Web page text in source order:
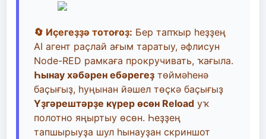
🔄 Иҫегеҙҙә тотоғоҙ: Бер тапҡыр һеҙҙең
AI агент раҫлай ағым таратыу, әфлисун
Node-RED рамкаға прокручивать, ҡағыла.
Һынау хәбәрен ебәрегеҙ төймәһенә
баҫығыҙ, һуңынан йәшел төҫкә баҫығыҙ
Үҙгәрештәрҙе күрер өсөн Reload уҡ
полотно яңыртыу өсөн. Һеҙҙең
тапшырыуҙа шул һынауҙан скриншот